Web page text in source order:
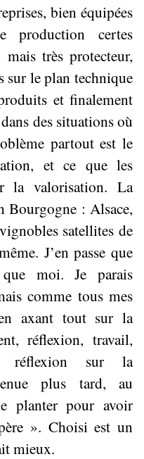
bien équipées
production certes
très protecteur,
sur le plan technique
et finalement
des situations où
partout est le
et ce que les
la valorisation. La
Bourgogne : Alsace,
satellites de
J’en passe que
moi. Je parais
comme tous mes
axant tout sur la
réflexion, travail,
réflexion sur la
plus tard, au
planter pour avoir
». Choisi est un
mieux.